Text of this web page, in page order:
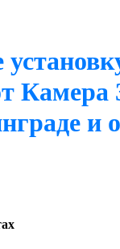
Камера
и